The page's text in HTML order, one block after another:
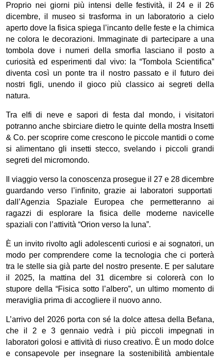
Proprio nei giorni più intensi delle festività, il 24 e il 26
dicembre, il museo si trasforma in un laboratorio a cielo
aperto dove la fisica spiega l’incanto delle feste e la chimica
ne colora le decorazioni. Immaginate di partecipare a una
tombola dove i numeri della smorfia lasciano il posto a
curiosità ed esperimenti dal vivo: la “Tombola Scientifica”
diventa così un ponte tra il nostro passato e il futuro dei
nostri figli, unendo il gioco più classico ai segreti della
natura.
Tra elfi di neve e sapori di festa dal mondo, i visitatori
potranno anche sbirciare dietro le quinte della mostra Insetti
& Co. per scoprire come crescono le piccole mantidi o come
si alimentano gli insetti stecco, svelando i piccoli grandi
segreti del micromondo.
Il viaggio verso la conoscenza prosegue il 27 e 28 dicembre
guardando verso l’infinito, grazie ai laboratori supportati
dall’Agenzia Spaziale Europea che permetteranno ai
ragazzi di esplorare la fisica delle moderne navicelle
spaziali con l’attività “Orion verso la luna”.
È un invito rivolto agli adolescenti curiosi e ai sognatori, un
modo per comprendere come la tecnologia che ci porterà
tra le stelle sia già parte del nostro presente. E per salutare
il 2025, la mattina del 31 dicembre si colorerà con lo
stupore della “Fisica sotto l’albero”, un ultimo momento di
meraviglia prima di accogliere il nuovo anno.
L’arrivo del 2026 porta con sé la dolce attesa della Befana,
che il 2 e 3 gennaio vedrà i più piccoli impegnati in
laboratori golosi e attività di riuso creativo. È un modo dolce
e consapevole per insegnare la sostenibilità ambientale